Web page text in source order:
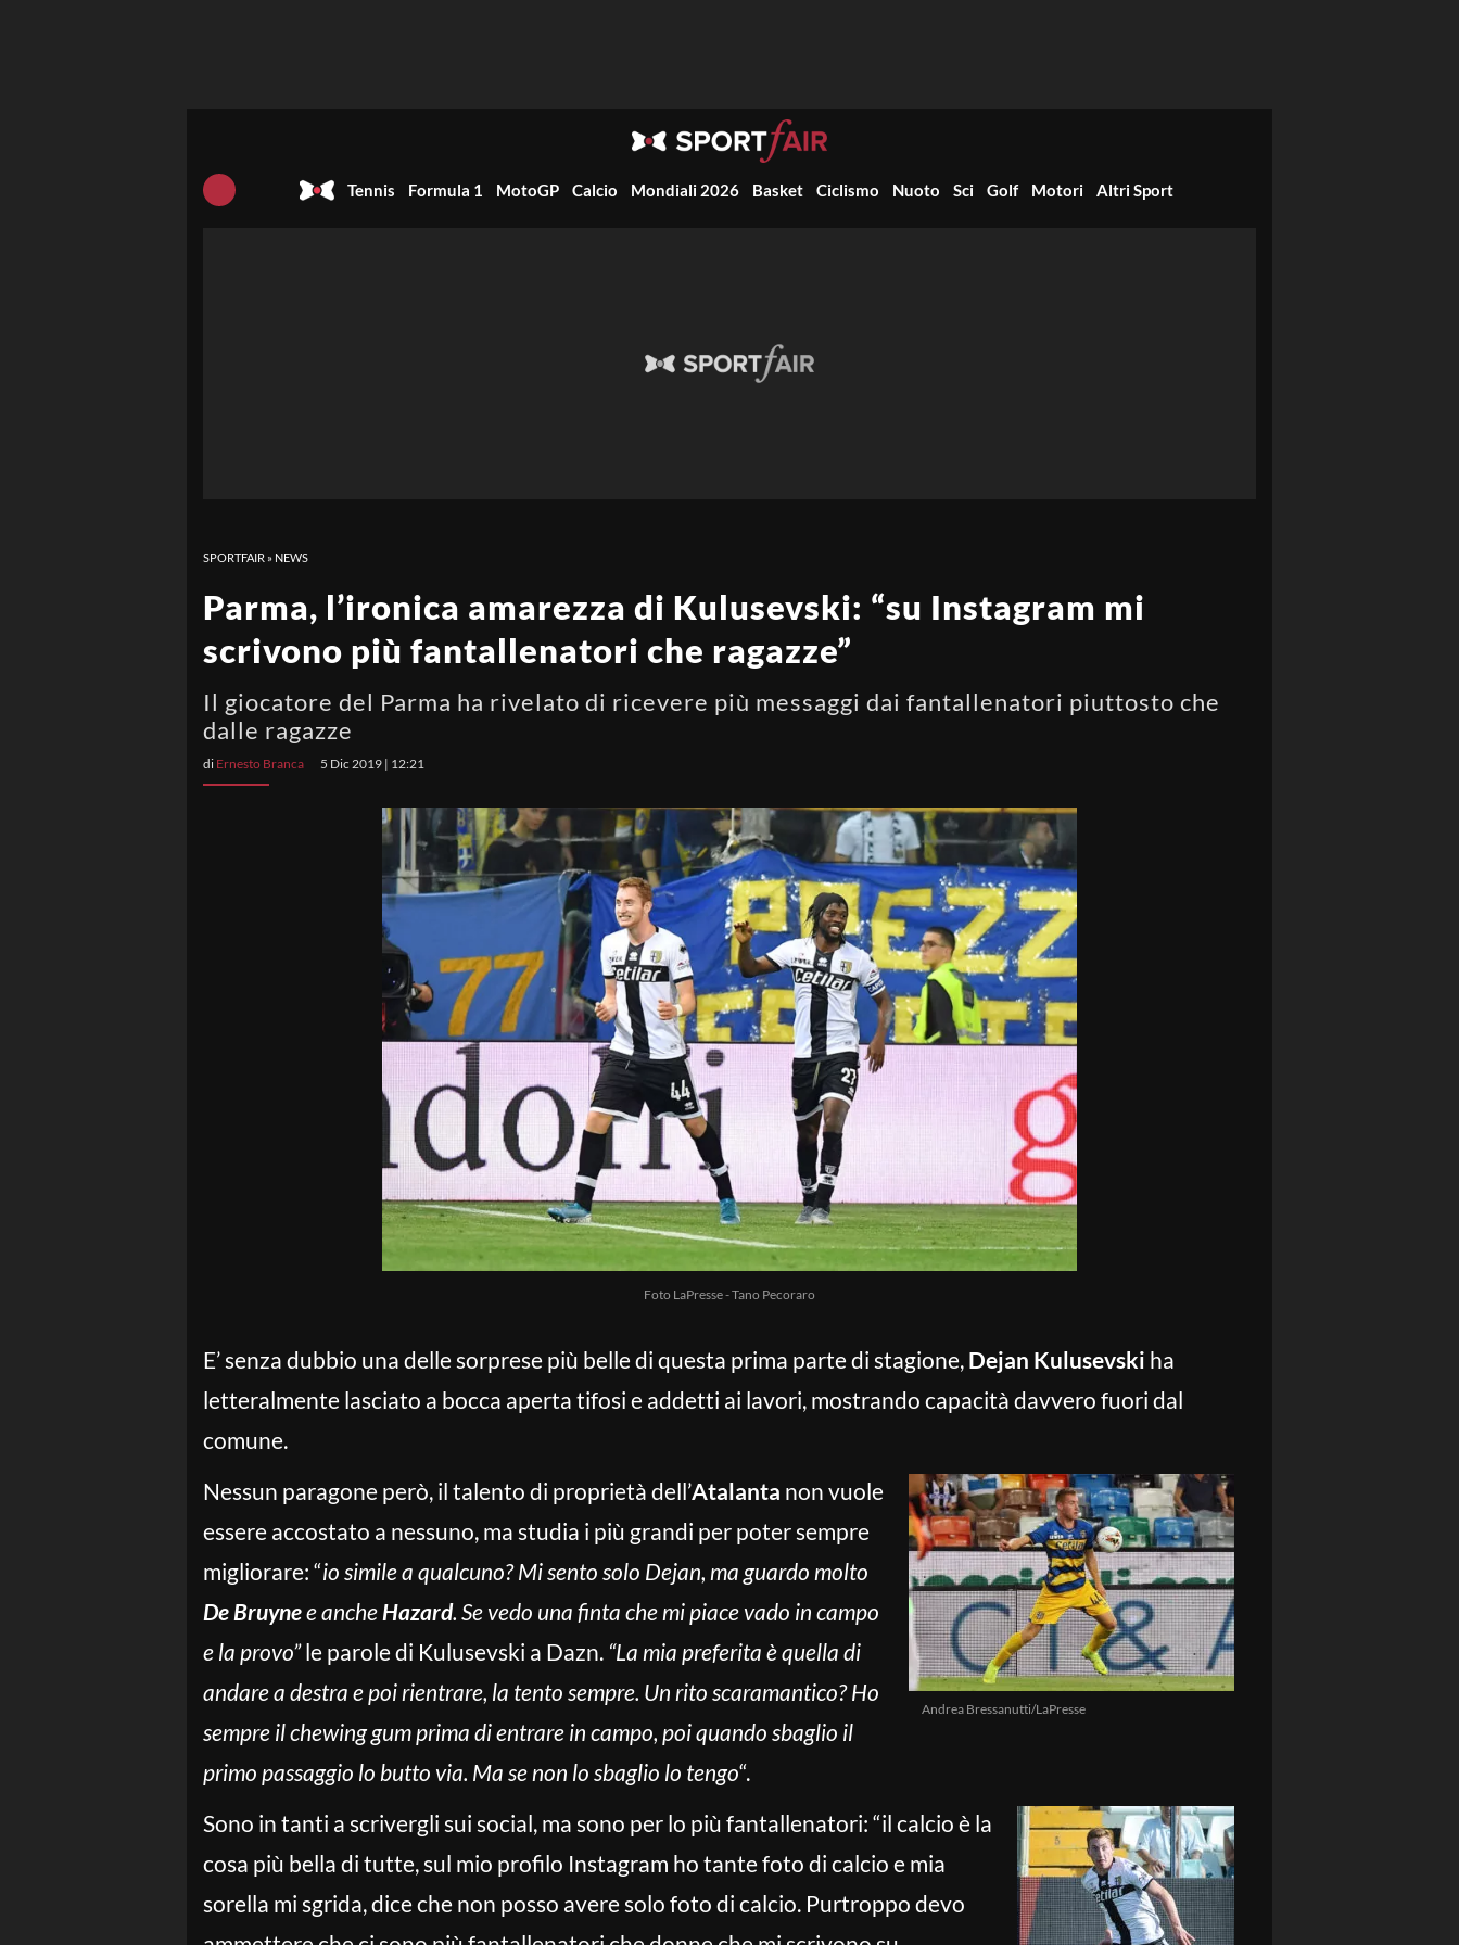
Tennis Formula 1 MotoGP Calcio Mondiali 2026 Basket Ciclismo Nuoto Sci Golf Motori Altri Sport
SPORTFAIR » NEWS
Parma, l’ironica amarezza di Kulusevski: “su Instagram mi
scrivono più fantallenatori che ragazze”
Il giocatore del Parma ha rivelato di ricevere più messaggi dai fantallenatori piuttosto che
dalle ragazze
di Ernesto Branca 5 Dic 2019 | 12:21
Foto LaPresse - Tano Pecoraro
E’ senza dubbio una delle sorprese più belle di questa prima parte di stagione, Dejan Kulusevski ha
letteralmente lasciato a bocca aperta tifosi e addetti ai lavori, mostrando capacità davvero fuori dal
comune.
Andrea Bressanutti/LaPresse
Nessun paragone però, il talento di proprietà dell’Atalanta non vuole
essere accostato a nessuno, ma studia i più grandi per poter sempre
migliorare: “io simile a qualcuno? Mi sento solo Dejan, ma guardo molto
De Bruynee anche Hazard. Se vedo una finta che mi piace vado in campo
e la provo”le parole di Kulusevski a Dazn. “La mia preferita è quella di
andare a destra e poi rientrare, la tento sempre. Un rito scaramantico? Ho
sempre il chewing gum prima di entrare in campo, poi quando sbaglio il
primo passaggio lo butto via. Ma se non lo sbaglio lo tengo“.
Sono in tanti a scrivergli sui social, ma sono per lo più fantallenatori: “il calcio è la
cosa più bella di tutte, sul mio profilo Instagram ho tante foto di calcio e mia
sorella mi sgrida, dice che non posso avere solo foto di calcio. Purtroppo devo